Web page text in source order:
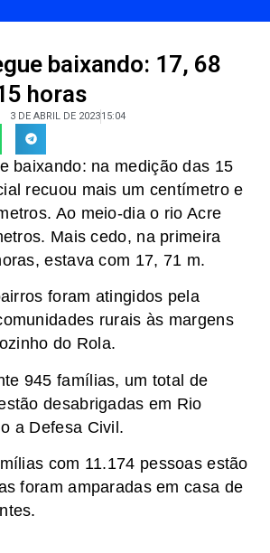
baixando: 17, 68
horas
3 DE ABRIL DE 202315:04
baixando: na medição das 15
recuou mais um centímetro e
Ao meio-dia o rio Acre
Mais cedo, na primeira
estava com 17, 71 m.
foram atingidos pela
rurais às margens
do Rola.
945 famílias, um total de
desabrigadas em Rio
a Defesa Civil.
com 11.174 pessoas estão
foram amparadas em casa de